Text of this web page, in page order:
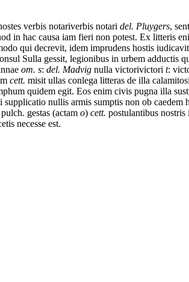
verbis notariverbis notari del. Pluygers,
in hac causa iam fieri non potest. Ex litteris
qui decrevit, idem imprudens hostis
Sulla gessit, legionibus in urbem adductis
om. s: del. Madvig nulla victorivictori t:
cett. misit ullas conlega litteras de illa
quidem egit. Eos enim civis pugna illa
supplicatio nullis armis sumptis non ob caedem
gestas (actam o) cett. postulantibus nostris
necesse est.